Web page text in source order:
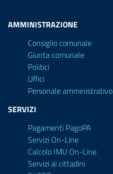
AMMINISTRAZIONE
Consiglio comunale
Giunta comunale
Politici
Uffici
Personale amministrativo
SERVIZI
Pagamenti PagoPA
Servizi On-Line
Calcolo IMU On-Line
Servizi ai cittadini